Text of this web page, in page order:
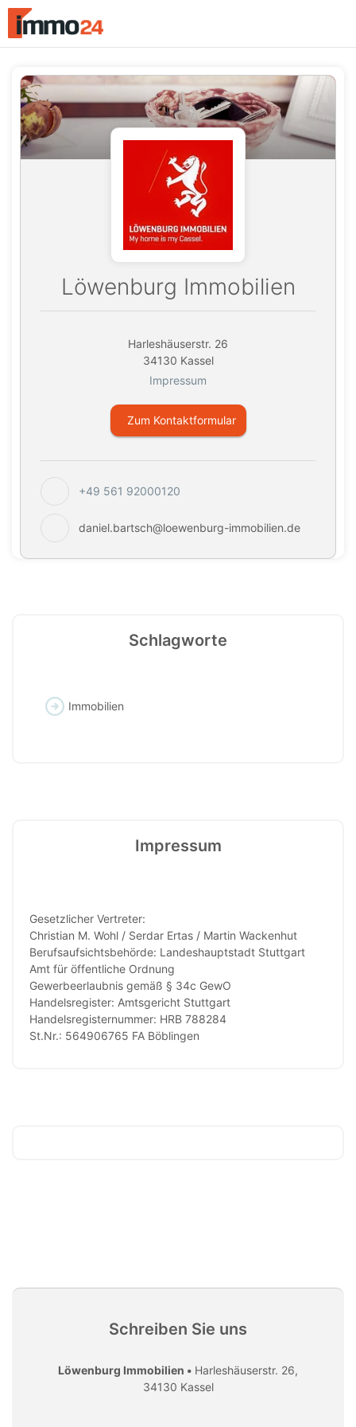
Accessibility
Modus
Navigation
zum
Inhalt
Löwenburg Immobilien
Harleshäuserstr. 26
34130 Kassel
Impressum
Zum Kontaktformular
+49 561 92000120
daniel.bartsch@loewenburg-immobilien.de
Schlagworte
Immobilien
Impressum
Gesetzlicher Vertreter:
Christian M. Wohl / Serdar Ertas / Martin Wackenhut
Berufsaufsichtsbehörde: Landeshauptstadt Stuttgart
Amt für öffentliche Ordnung
Gewerbeerlaubnis gemäß § 34c GewO
Handelsregister: Amtsgericht Stuttgart
Handelsregisternummer: HRB 788284
St.Nr.: 564906765 FA Böblingen
Schreiben Sie uns
Löwenburg Immobilien • Harleshäuserstr. 26,
34130 Kassel